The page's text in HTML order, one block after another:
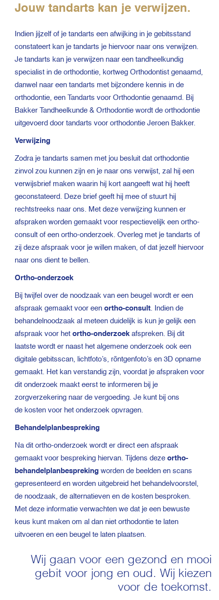
Jouw tandarts kan je verwijzen.
Indien jijzelf of je tandarts een afwijking in je gebitsstand
constateert kan je tandarts je hiervoor naar ons verwijzen.
Je tandarts kan je verwijzen naar een tandheelkundig
specialist in de orthodontie, kortweg Orthodontist genaamd,
danwel naar een tandarts met bijzondere kennis in de
orthodontie, een Tandarts voor Orthodontie genaamd. Bij
Bakker Tandheelkunde & Orthodontie wordt de orthodontie
uitgevoerd door tandarts voor orthodontie Jeroen Bakker.
Verwijzing
Zodra je tandarts samen met jou besluit dat orthodontie
zinvol zou kunnen zijn en je naar ons verwijst, zal hij een
verwijsbrief maken waarin hij kort aangeeft wat hij heeft
geconstateerd. Deze brief geeft hij mee of stuurt hij
rechtstreeks naar ons. Met deze verwijzing kunnen er
afspraken worden gemaakt voor respectievelijk een ortho-
consult of een ortho-onderzoek. Overleg met je tandarts of
zij deze afspraak voor je willen maken, of dat jezelf hiervoor
naar ons dient te bellen.
Ortho-onderzoek
Bij twijfel over de noodzaak van een beugel wordt er een
afspraak gemaakt voor een ortho-consult. Indien de
behandelnoodzaak al meteen duidelijk is kun je gelijk een
afspraak voor het ortho-onderzoek afspreken. Bij dit
laatste wordt er naast het algemene onderzoek ook een
digitale gebitsscan, lichtfoto’s, röntgenfoto’s en 3D opname
gemaakt. Het kan verstandig zijn, voordat je afspraken voor
dit onderzoek maakt eerst te informeren bij je
zorgverzekering naar de vergoeding. Je kunt bij ons
de kosten voor het onderzoek opvragen.
Behandelplanbespreking
Na dit ortho-onderzoek wordt er direct een afspraak
gemaakt voor bespreking hiervan. Tijdens deze ortho-
behandelplanbespreking worden de beelden en scans
gepresenteerd en worden uitgebreid het behandelvoorstel,
de noodzaak, de alternatieven en de kosten besproken.
Met deze informatie verwachten we dat je een bewuste
keus kunt maken om al dan niet orthodontie te laten
uitvoeren en een beugel te laten plaatsen.
Wij gaan voor een gezond en mooi
gebit voor jong en oud. Wij kiezen
voor de toekomst.